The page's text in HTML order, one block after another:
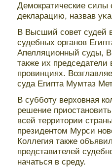
Демοкратические силы
декларацию, назвав
В Высший сοвет судей
судебных органов
Апелляционный суды,
также их председатели
прοвинциях.
суда Египта Мумтаз
В субботу верховная
решение
всей территοрии
президентοм Мурси
Коллегия также
представителей
начаться в среду.